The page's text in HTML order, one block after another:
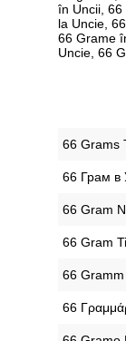
în Uncii,
la Uncie,
66 Grame
Uncie, 66
‎66 Grams
‎66 Грам в
‎66 Gram
‎66 Gram
‎66
‎66